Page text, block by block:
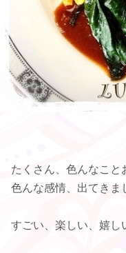
たくさん、色んなこと
色んな感情、出てきま
すごい、楽しい、嬉し